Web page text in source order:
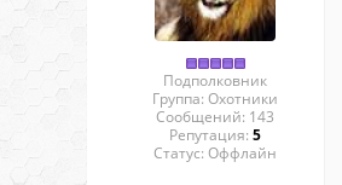
Подполковник
Группа: Охотники
Сообщений: 143
Репутация: 5
Статус: Оффлайн